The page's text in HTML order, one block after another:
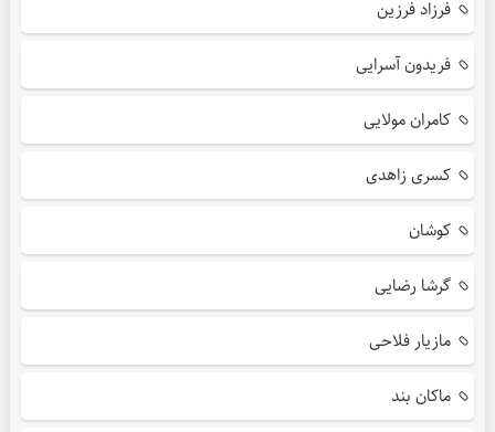
فرزاد فرزین
فریدون آسرایی
کامران مولایی
کسری زاهدی
کوشان
گرشا رضایی
مازیار فلاحی
ماکان بند